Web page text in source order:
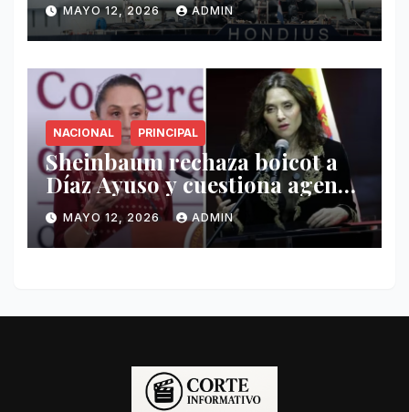
Hondius
MAYO 12, 2026 ADMIN
NACIONAL PRINCIPAL
Sheinbaum rechaza boicot a
Díaz Ayuso y cuestiona agenda
de funcionaria española
MAYO 12, 2026 ADMIN